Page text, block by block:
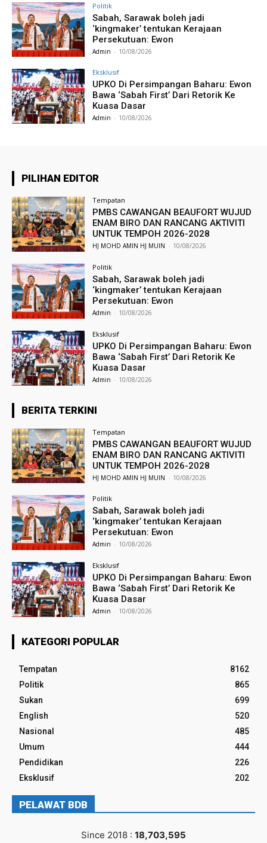
Politik
Sabah, Sarawak boleh jadi
‘kingmaker’ tentukan Kerajaan
Persekutuan: Ewon
Admin - 10/08/2026
Eksklusif
UPKO Di Persimpangan Baharu: Ewon
Bawa ‘Sabah First’ Dari Retorik Ke
Kuasa Dasar
Admin - 10/08/2026
PILIHAN EDITOR
Tempatan
PMBS CAWANGAN BEAUFORT WUJUD
ENAM BIRO DAN RANCANG AKTIVITI
UNTUK TEMPOH 2026-2028
HJ MOHD AMIN HJ MUIN - 10/08/2026
Politik
Sabah, Sarawak boleh jadi
‘kingmaker’ tentukan Kerajaan
Persekutuan: Ewon
Admin - 10/08/2026
Eksklusif
UPKO Di Persimpangan Baharu: Ewon
Bawa ‘Sabah First’ Dari Retorik Ke
Kuasa Dasar
Admin - 10/08/2026
BERITA TERKINI
Tempatan
PMBS CAWANGAN BEAUFORT WUJUD
ENAM BIRO DAN RANCANG AKTIVITI
UNTUK TEMPOH 2026-2028
HJ MOHD AMIN HJ MUIN - 10/08/2026
Politik
Sabah, Sarawak boleh jadi
‘kingmaker’ tentukan Kerajaan
Persekutuan: Ewon
Admin - 10/08/2026
Eksklusif
UPKO Di Persimpangan Baharu: Ewon
Bawa ‘Sabah First’ Dari Retorik Ke
Kuasa Dasar
Admin - 10/08/2026
KATEGORI POPULAR
Tempatan
8162
Politik
865
Sukan
699
English
520
Nasional
485
Umum
444
Pendidikan
226
Eksklusif
202
PELAWAT BDB
Since 2018 : 18,703,595